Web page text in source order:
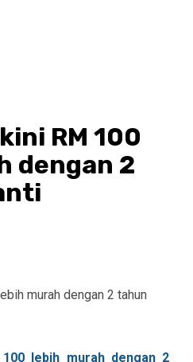
RM 100
dengan 2